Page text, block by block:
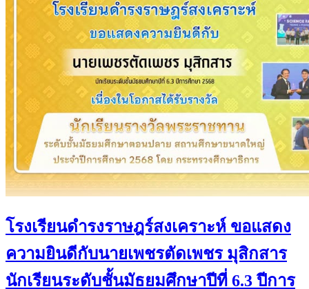
โรงเรียนดำรงราษฎร์สงเคราะห์ ขอแสดง
ความยินดีกับนายเพชรตัดเพชร มุสิกสาร
นักเรียนระดับชั้นมัธยมศึกษาปีที่ 6.3 ปีการ